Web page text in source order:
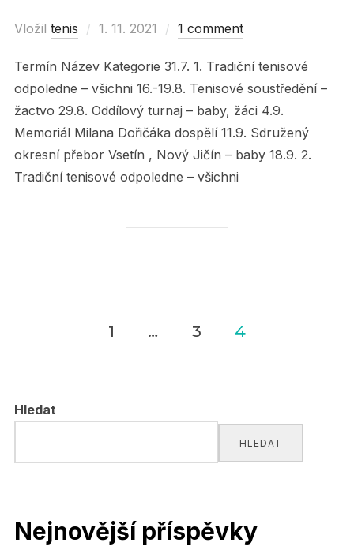
Vložil tenis
Posted
1. 11. 2021 1 comment
Termín Název Kategorie 31.7. 1. Tradiční tenisové
odpoledne – všichni 16.-19.8. Tenisové soustředění –
žactvo 29.8. Oddílový turnaj – baby, žáci 4.9.
Memoriál Milana Dořičáka dospělí 11.9. Sdružený
okresní přebor Vsetín , Nový Jičín – baby 18.9. 2.
Tradiční tenisové odpoledne – všichni
příspěvky
1 … 3 4
Hledat
HLEDAT
Nejnovější příspěvky